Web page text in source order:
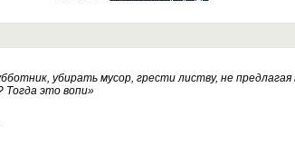
убирать мусор, грести листву, не
Тогда это вопи»